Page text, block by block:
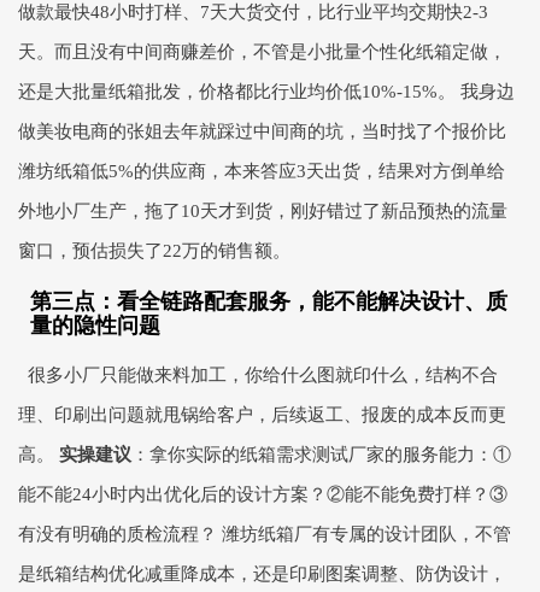
做款最快48小时打样、7天大货交付，比行业平均交期快2-3
天。而且没有中间商赚差价，不管是小批量个性化纸箱定做，
还是大批量纸箱批发，价格都比行业均价低10%-15%。 我身边
做美妆电商的张姐去年就踩过中间商的坑，当时找了个报价比
潍坊纸箱低5%的供应商，本来答应3天出货，结果对方倒单给
外地小厂生产，拖了10天才到货，刚好错过了新品预热的流量
窗口，预估损失了22万的销售额。
第三点：看全链路配套服务，能不能解决设计、质
量的隐性问题
很多小厂只能做来料加工，你给什么图就印什么，结构不合
理、印刷出问题就甩锅给客户，后续返工、报废的成本反而更
高。 实操建议 ：拿你实际的纸箱需求测试厂家的服务能力：①
能不能24小时内出优化后的设计方案？②能不能免费打样？③
有没有明确的质检流程？ 潍坊纸箱厂有专属的设计团队，不管
是纸箱结构优化减重降成本，还是印刷图案调整、防伪设计，